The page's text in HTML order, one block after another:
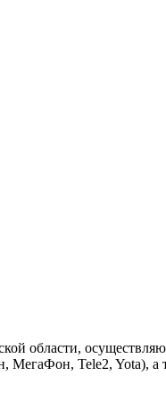
области,
МегаФон, Tele2, Yota),